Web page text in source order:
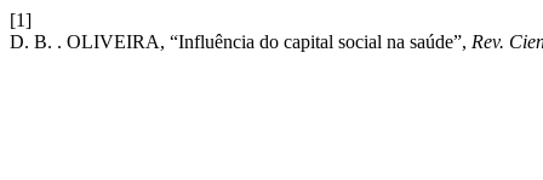
[1]
D. B. . OLIVEIRA, “Influência do capital social na saúde”, Rev.